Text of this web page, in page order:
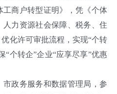
工商户转型证明》，凭《个体
力资源社会保障、税务、住
化许可审批流程，实现“个转
“个转企”企业“应享尽享”优惠
市政务服务和数据管理局，参